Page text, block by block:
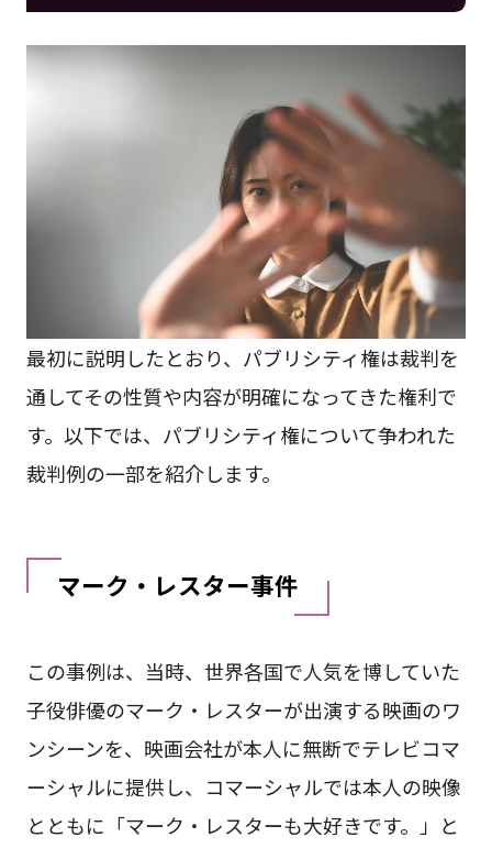
最初に説明したとおり、パブリシティ権は裁判を
通してその性質や内容が明確になってきた権利で
す。以下では、パブリシティ権について争われた
裁判例の一部を紹介します。
マーク・レスター事件
この事例は、当時、世界各国で人気を博していた
子役俳優のマーク・レスターが出演する映画のワ
ンシーンを、映画会社が本人に無断でテレビコマ
ーシャルに提供し、コマーシャルでは本人の映像
とともに「マーク・レスターも大好きです。」と